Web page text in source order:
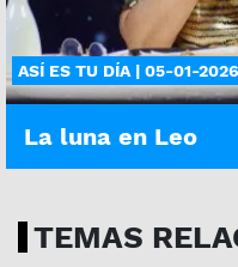
ASÍ ES TU DÍA | 05-01-2026
La luna en Leo
TEMAS